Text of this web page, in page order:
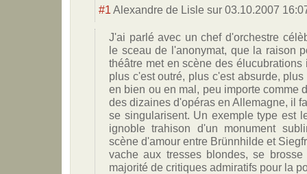
#1 Alexandre de Lisle sur 03.10.2007
J'ai parlé avec un chef d'orchestre
le sceau de l'anonymat, que la raison
théâtre met en scène des élucubrations
plus c'est outré, plus c'est absurde,
en bien ou en mal, peu importe comme
des dizaines d'opéras en Allemagne, il
se singularisent. Un exemple type est
ignoble trahison d'un monument
scène d'amour entre Brünnhilde et
vache aux tresses blondes, se
majorité de critiques admiratifs pour la